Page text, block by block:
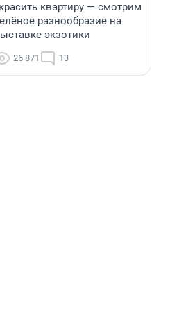
квартиру — смотрим
разнообразие на
экзотики
26 871 13